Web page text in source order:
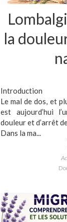
la
Introduction
Le mal de dos, et
est aujourd’hui
douleur et d’arrêt
Dans la ma...